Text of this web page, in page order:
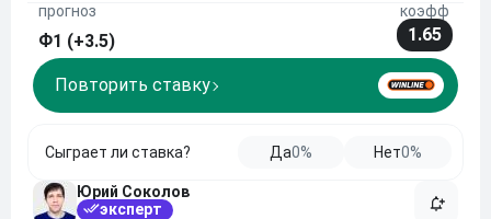
теннисистка в этом году уже обыгрывала
противницу из России. Рек
прогноз
Ф1 (+3.5)
коэфф
1.65
Повторить ставку
Сыграет ли ставка? Да0% Нет0%
Юрий Соколов
эксперт